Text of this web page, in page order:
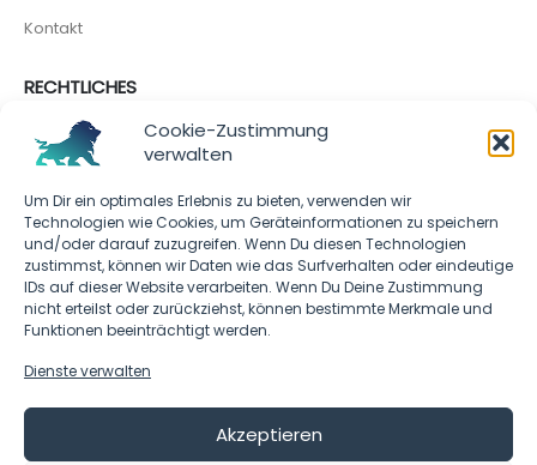
Cookie-Zustimmung
verwalten
Um Dir ein optimales Erlebnis zu bieten, verwenden wir
Technologien wie Cookies, um Geräteinformationen zu speichern
und/oder darauf zuzugreifen. Wenn Du diesen Technologien
zustimmst, können wir Daten wie das Surfverhalten oder eindeutige
IDs auf dieser Website verarbeiten. Wenn Du Deine Zustimmung
nicht erteilst oder zurückziehst, können bestimmte Merkmale und
Funktionen beeinträchtigt werden.
Dienste verwalten
Akzeptieren
Kontakt
RECHTLICHES
Cookie-Richtlinie
Impressum
SOCIAL MEDIA